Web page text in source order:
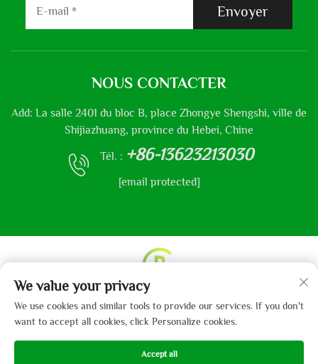
Envoyer
NOUS CONTACTER
Add: La salle 2401 du bloc B, place Zhongye Shengshi, ville de
Shijiazhuang, province du Hebei, Chine
Tél. : +86-13623213030
[email protected]
Droits d'auteur © 2013-2024 par Hebei Gaibo Textile Co.,
Ltd.Politique de confidentialité
We value your privacy
We use cookies and similar tools to provide our services. If you don't
want to accept all cookies, click Personalize cookies.
Accept all